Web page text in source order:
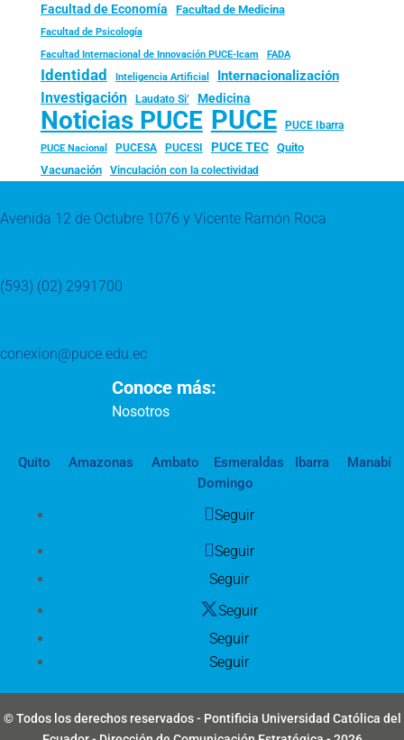
Facultad de Economía Facultad de Medicina
Facultad de Psicología
Facultad Internacional de Innovación PUCE-Icam FADA
Identidad Inteligencia Artificial Internacionalización
Investigación Laudato Si’ Medicina
Noticias PUCE PUCE PUCE Ibarra
PUCE Nacional PUCESA PUCESI PUCE TEC
Quito
Vacunación
Vinculación con la colectividad
Avenida 12 de Octubre 1076 y Vicente Ramón Roca
(593) (02) 2991700
conexion@puce.edu.ec
Conoce más:
Nosotros
Quito Amazonas Ambato Esmeraldas Ibarra
Manabí
Domingo
Seguir
Seguir
Seguir
Seguir
Seguir
Seguir
© Todos los derechos reservados - Pontificia Universidad Católica del